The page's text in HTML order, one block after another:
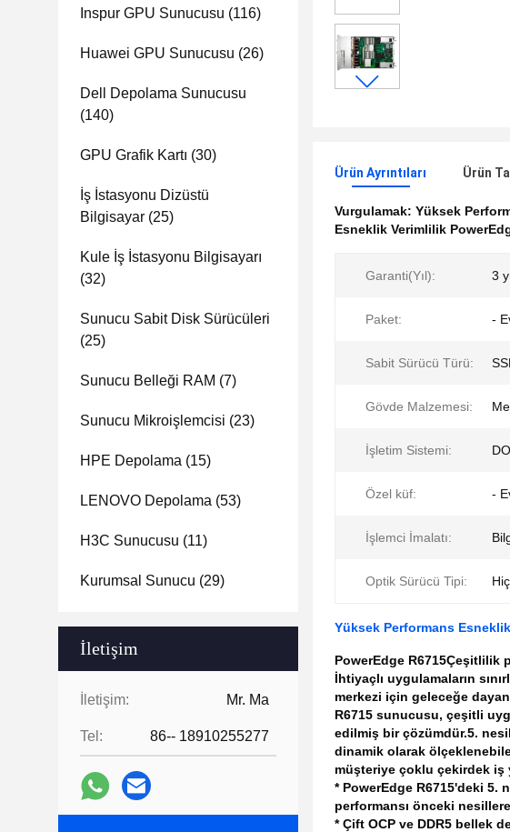
Inspur GPU Sunucusu (116)
Huawei GPU Sunucusu (26)
Dell Depolama Sunucusu
(140)
GPU Grafik Kartı (30)
İş İstasyonu Dizüstü
Bilgisayar (25)
Kule İş İstasyonu Bilgisayarı
(32)
Sunucu Sabit Disk Sürücüleri
(25)
Sunucu Belleği RAM (7)
Sunucu Mikroişlemcisi (23)
HPE Depolama (15)
LENOVO Depolama (53)
H3C Sunucusu (11)
Kurumsal Sunucu (29)
İletişim
İletişim: Mr. Ma
Tel: 86-- 18910255277
Ürün Ayrıntıları Ürün
Vurgulamak: Yüksek
Esneklik Verimlilik
Garanti(Yıl): 3
Paket: -
Sabit Sürücü Türü:
Gövde Malzemesi:
İşletim Sistemi:
Özel küf: -
İşlemci İmalatı:
Optik Sürücü Tipi:
Yüksek Performans
PowerEdge R6715Çeşitlilik
İhtiyaçlı uygulamaların
merkezi için geleceğe
R6715 sunucusu, çeşitli
edilmiş bir çözümdür.5.
dinamik olarak
müşteriye çoklu çekirdek iş
* PowerEdge R6715'deki 5.
performansı önceki
* Çift OCP ve DDR5 bellek